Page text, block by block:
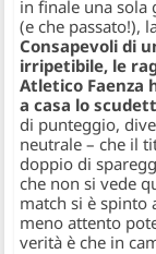
in finale una sola
(e che passato!),
Consapevoli di
irripetibile, le
Atletico Faenza
a casa lo
di punteggio,
neutrale – che il
doppio di
che non si vede
match si è spinto
meno attento
verità è che in